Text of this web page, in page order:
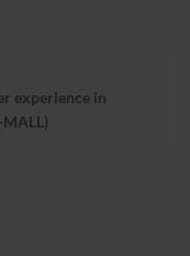
experience in